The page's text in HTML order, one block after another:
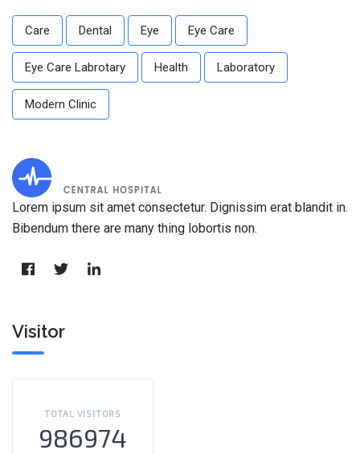
Care Dental Eye Eye Care
Eye Care Labrotary Health Laboratory
Modern Clinic
Lorem ipsum sit amet consectetur. Dignissim erat blandit in.
Bibendum there are many thing lobortis non.
Visitor
TOTAL VISITORS
986974